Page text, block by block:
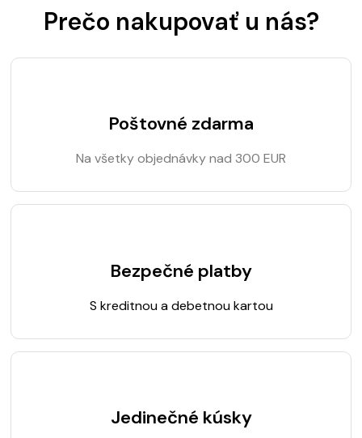
Prečo nakupovať u nás?
Poštovné zdarma
Na všetky objednávky nad 300 EUR
Bezpečné platby
S kreditnou a debetnou kartou
Jedinečné kúsky